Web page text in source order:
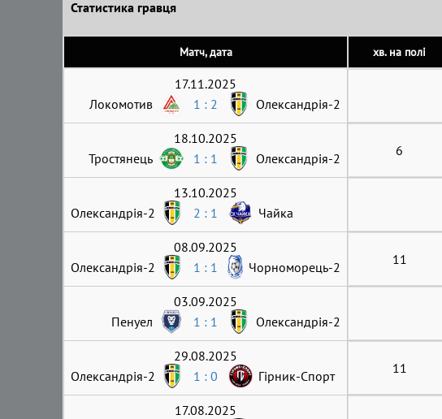
Статистика гравця
Матч, дата хв. на полі
17.11.2025
Локомотив
1 : 2 Олександрія-2
18.10.2025
Тростянець
1 : 1 Олександрія-2 6
13.10.2025
Олександрія-2
2 : 1 Чайка
08.09.2025
Олександрія-2
1 : 1 Чорноморець-2 11
03.09.2025
Пенуел
1 : 1 Олександрія-2
29.08.2025
Олександрія-2
1 : 0 Гірник-Cпорт 11
17.08.2025